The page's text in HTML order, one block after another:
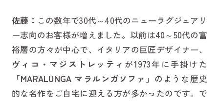
佐藤： この数年で30代～40代のニューラグジュアリ
ー志向のお客様が増えました。以前は40～50代の富
裕層の方々が中心で、イタリアの巨匠デザイナー、
ヴィコ・マジストレッティ が1973年に手掛けた
「MARALUNGA マラルンガソファ 」のような歴史
的な名作をご自宅に迎える方が多かったのです。で